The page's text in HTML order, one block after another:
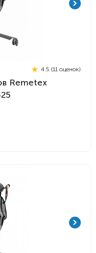
4.5 (11 оценок)
Remetex